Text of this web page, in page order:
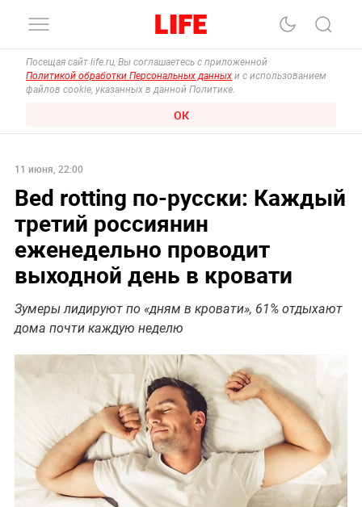
Посещая сайт life.ru, Вы соглашаетесь с приложенной
Политикой обработки Персональных данных и с использованием
файлов cookie, указанных в данной Политике.
ОК
11 июня, 22:00
Bed rotting по-русски: Каждый
третий россиянин
еженедельно проводит
выходной день в кровати
Зумеры лидируют по «дням в кровати», 61% отдыхают
дома почти каждую неделю